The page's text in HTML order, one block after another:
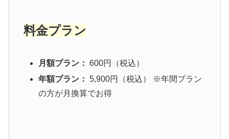
料金プラン
月額プラン： 600円（税込）
年額プラン： 5,900円（税込） ※年間プラン
の方が月換算でお得